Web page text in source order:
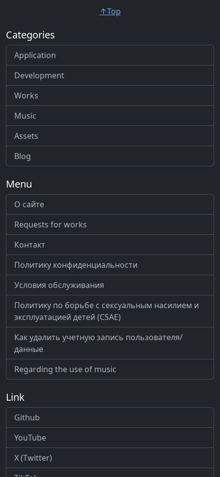
↑Top
Categories
Application
Development
Works
Music
Assets
Blog
Menu
О сайте
Requests for works
Контакт
Политику конфиденциальности
Условия обслуживания
Политику по борьбе с сексуальным насилием и
эксплуатацией детей (CSAE)
Как удалить учетную запись пользователя/
данные
Regarding the use of music
Link
Github
YouTube
X (Twitter)